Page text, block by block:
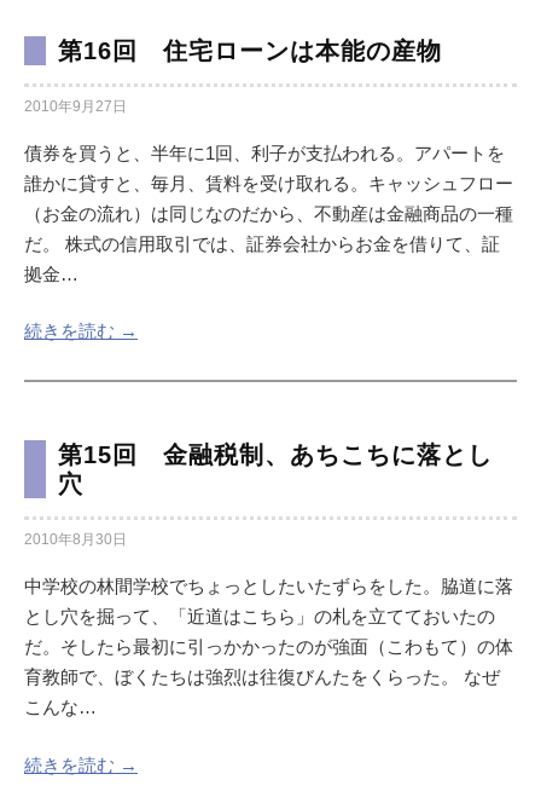
第16回 住宅ローンは本能の産物
2010年9月27日
債券を買うと、半年に1回、利子が支払われる。アパートを
誰かに貸すと、毎月、賃料を受け取れる。キャッシュフロー
（お金の流れ）は同じなのだから、不動産は金融商品の一種
だ。 株式の信用取引では、証券会社からお金を借りて、証
拠金…
続きを読む →
第15回 金融税制、あちこちに落とし
穴
2010年8月30日
中学校の林間学校でちょっとしたいたずらをした。脇道に落
とし穴を掘って、「近道はこちら」の札を立てておいたの
だ。そしたら最初に引っかかったのが強面（こわもて）の体
育教師で、ぼくたちは強烈は往復びんたをくらった。 なぜ
こんな…
続きを読む →